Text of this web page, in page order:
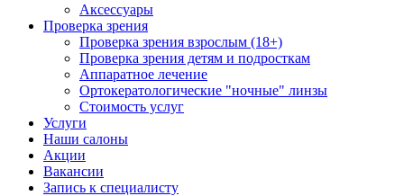
Аксессуары
Проверка зрения
Проверка зрения взрослым (18+)
Проверка зрения детям и подросткам
Аппаратное лечение
Ортокератологические "ночные" линзы
Стоимость услуг
Услуги
Наши салоны
Акции
Вакансии
Запись к специалисту